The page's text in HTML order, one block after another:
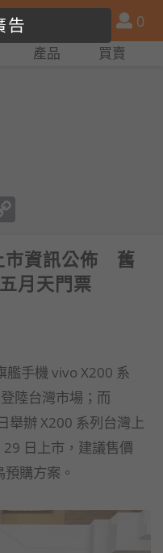
尋
產
品
比
會
員
0
產品 買賣
市資訊公佈 舊
月天門票
艦手機 vivo X200 系
陸台灣市場；而
舉辦 X200 系列台灣上
日上市，建議售價
購方案。
告